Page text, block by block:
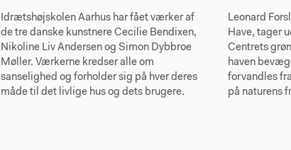
Idrætshøjskolen Aarhus har fået værker af
de tre danske kunstnere Cecilie Bendixen,
Nikoline Liv Andersen og Simon Dybbroe
Møller. Værkerne kredser alle om
sanselighed og forholder sig på hver deres
måde til det livlige hus og dets brugere.
Leonard
Have, tager
Centrets
haven
forvandles
på naturens